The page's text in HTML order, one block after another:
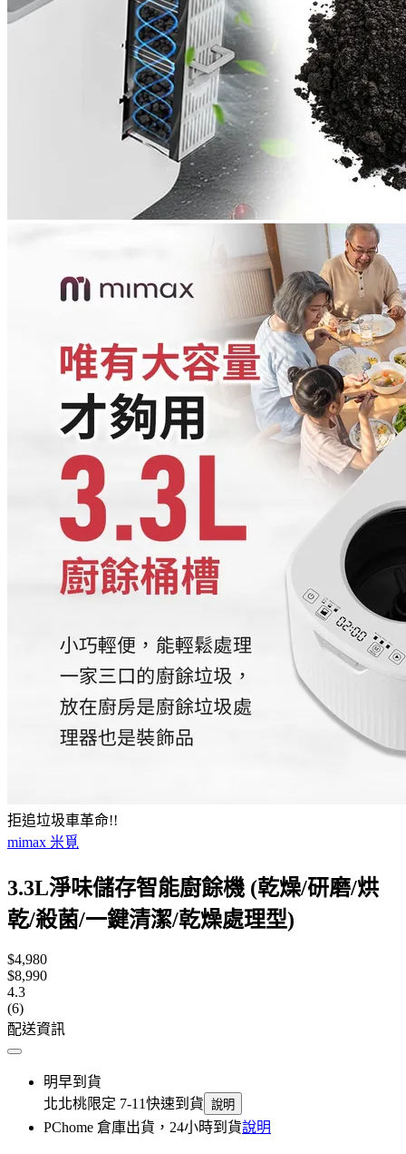
拒追垃圾車革命!!
mimax 米覓
3.3L淨味儲存智能廚餘機 (乾燥/研磨/烘
乾/殺菌/一鍵清潔/乾燥處理型)
$4,980
$8,990
4.3
(6)
配送資訊
明早到貨
北北桃限定 7-11快速到貨 說明
PChome 倉庫出貨，24小時到貨說明